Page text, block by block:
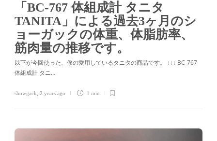
「BC-767 体組成計 タニタ
TANITA」による過去3ヶ月のシ
ョーガックの体重、体脂肪率、
筋肉量の推移です。
以下が今回使った、僕の愛用しているタニタの商品です。 ↓↓↓ BC-767
体組成計 タニ…
showgack 2 years ago 1 min